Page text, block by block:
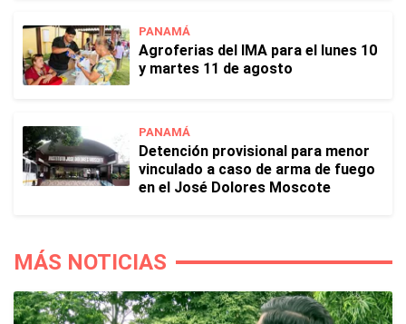
PANAMÁ
Agroferias del IMA para el lunes 10
y martes 11 de agosto
PANAMÁ
Detención provisional para menor
vinculado a caso de arma de fuego
en el José Dolores Moscote
MÁS NOTICIAS